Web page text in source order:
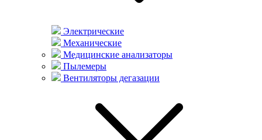
Электрические
Механические
Медицинские анализаторы
Пылемеры
Вентиляторы дегазации